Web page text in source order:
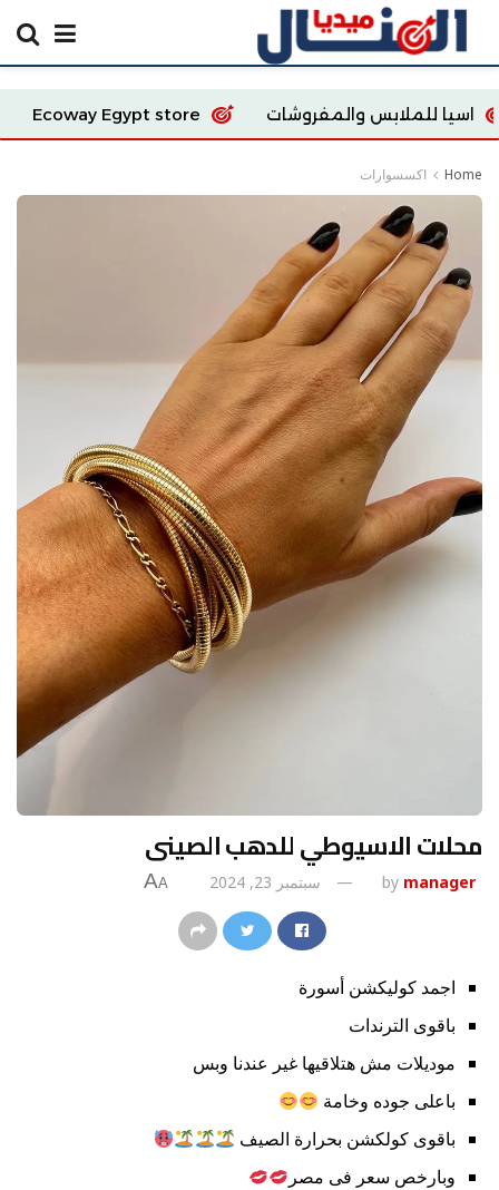
والمفروشات Ecoway Egypt store
fashion
Home اكسسوارات
محلات الاسيوطي للدهب الصينى
by manager سبتمبر 23, 2024 A
A
اجمد كوليكشن أسورة
باقوى الترندات
موديلات مش هتلاقيها غير عندنا وبس
باعلى جوده وخامة
باقوى كولكشن بحرارة الصيف
وبارخص سعر فى مصر